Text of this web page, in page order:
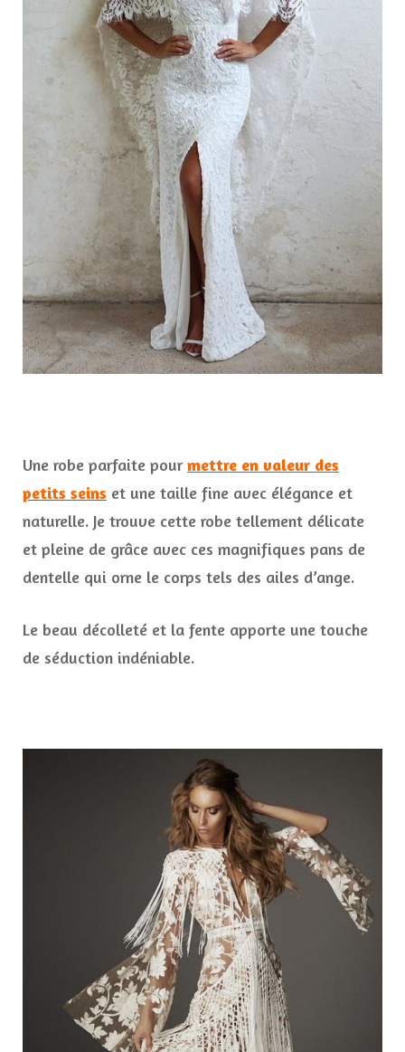
Une robe parfaite pourmettre en valeur des
petits seins et une taille fine avec élégance et
naturelle. Je trouve cette robe tellement délicate
et pleine de grâce avec ces magnifiques pans de
dentelle qui orne le corps tels des ailes d’ange.
Le beau décolleté et la fente apporte une touche
de séduction indéniable.